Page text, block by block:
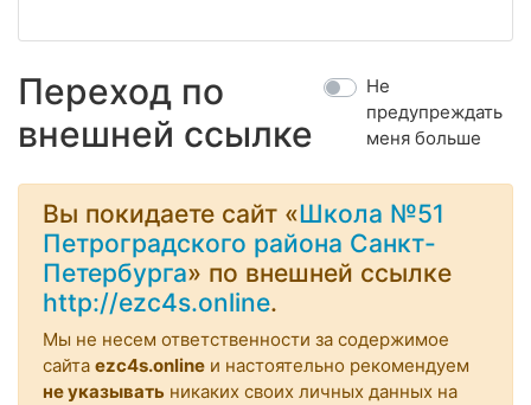
Переход по
внешней ссылке
Не
предупреждать
меня больше
Вы покидаете сайт «Школа №51
Петроградского района Санкт-
Петербурга» по внешней ссылке
http://ezc4s.online.
Мы не несем ответственности за содержимое
сайта ezc4s.online и настоятельно рекомендуем
не указывать никаких своих личных данных на